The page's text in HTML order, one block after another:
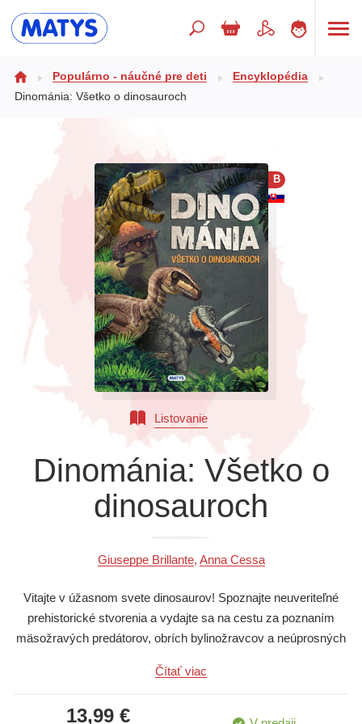
Doplnkový sortiment
Populárno - náučné pre deti
Výchova a pedagogika
Všetky kategórie
Populárno - náučné pre deti
Encyklopédia
Dinománia: Všetko o dinosauroch
B
Listovanie
Dinománia: Všetko o
dinosauroch
Giuseppe Brillante, Anna Cessa
Vitajte v úžasnom svete dinosaurov! Spoznajte neuveriteľné
prehistorické stvorenia a vydajte sa na cestu za poznaním
mäsožravých predátorov, obrích bylinožravcov a neúprosných
ako sa menil náš pohľad na tieto praveké bytosti? Všetky
jednoducho a zrozumiteľne a opisujú niektoré z
Čítať viac
13,99 €